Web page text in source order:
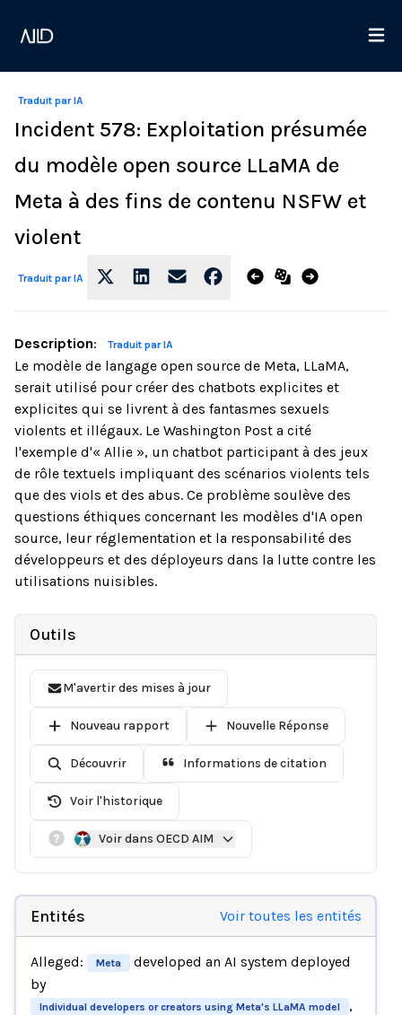
Traduit par IA
Incident 578: Exploitation présumée
du modèle open source LLaMA de
Meta à des fins de contenu NSFW et
violent
Traduit par IA
Description: Traduit par IA
Le modèle de langage open source de Meta, LLaMA,
serait utilisé pour créer des chatbots explicites et
explicites qui se livrent à des fantasmes sexuels
violents et illégaux. Le Washington Post a cité
l'exemple d'« Allie », un chatbot participant à des jeux
de rôle textuels impliquant des scénarios violents tels
que des viols et des abus. Ce problème soulève des
questions éthiques concernant les modèles d'IA open
source, leur réglementation et la responsabilité des
développeurs et des déployeurs dans la lutte contre les
utilisations nuisibles.
Outils
M'avertir des mises à jour
Nouveau rapport Nouvelle Réponse
Découvrir Informations de citation
Voir l'historique
Voir dans OECD AIM
Entités Voir toutes les entités
Alleged: Meta
developed an AI system deployed
by
Individual developers or creators using Meta's LLaMA model
,